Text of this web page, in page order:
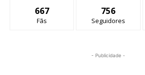
667
Fãs
756
Seguidores
- Publicidade -